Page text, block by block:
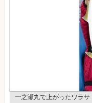
一之瀬丸で上がったワラサ